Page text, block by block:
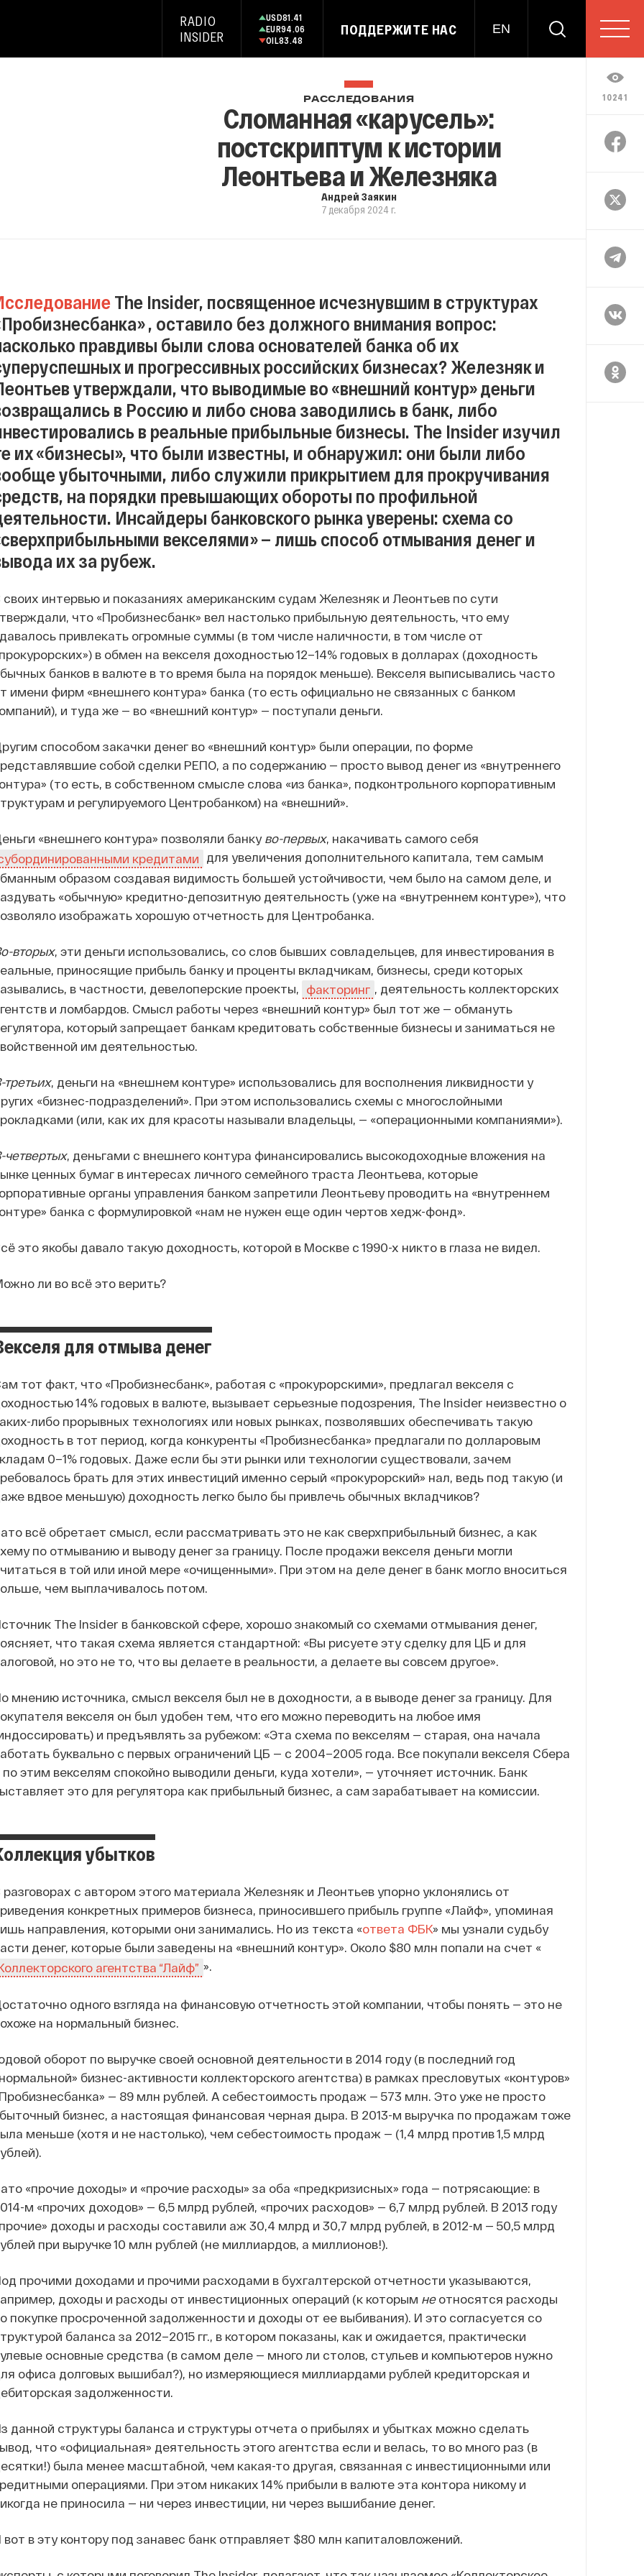
RADIO
INSIDER
USD81.41
EUR94.06
OIL83.48
ПОДДЕРЖИТЕ НАС EN
10241
РАССЛЕДОВАНИЯ
Сломанная «карусель»:
постскриптум к истории
Леонтьева и Железняка
Андрей Заякин
7 декабря 2024 г.
The Insider, посвященное исчезнувшим в структурах
, оставило без должного внимания вопрос:
правдивы были слова основателей банка об их
и прогрессивных российских бизнесах? Железняк и
утверждали, что выводимые во «внешний контур» деньги
в Россию и либо снова заводились в банк, либо
в реальные прибыльные бизнесы. The Insider изучил
их «бизнесы», что были известны, и обнаружил: они были либо
убыточными, либо служили прикрытием для прокручивания
на порядки превышающих обороты по профильной
Инсайдеры банковского рынка уверены: схема со
векселями» — лишь способ отмывания денег и
их за рубеж.
своих интервью и показаниях американским судам Железняк и Леонтьев по сути
что «Пробизнесбанк» вел настолько прибыльную деятельность, что ему
привлекать огромные суммы (в том числе наличности, в том числе от
в обмен на векселя доходностью 12–14% годовых в долларах (доходность
банков в валюте в то время была на порядок меньше). Векселя выписывались часто
имени фирм «внешнего контура» банка (то есть официально не связанных с банком
и туда же — во «внешний контур» — поступали деньги.
способом закачки денег во «внешний контур» были операции, по форме
собой сделки РЕПО, а по содержанию — просто вывод денег из «внутреннего
(то есть, в собственном смысле слова «из банка», подконтрольного корпоративным
и регулируемого Центробанком) на «внешний».
«внешнего контура» позволяли банку во-первых, накачивать самого себя
кредитами для увеличения дополнительного капитала, тем самым
образом создавая видимость большей устойчивости, чем было на самом деле, и
«обычную» кредитно-депозитную деятельность (уже на «внутреннем контуре»), что
изображать хорошую отчетность для Центробанка.
вторых, эти деньги использовались, со слов бывших совладельцев, для инвестирования в
приносящие прибыль банку и проценты вкладчикам, бизнесы, среди которых
в частности, девелоперские проекты,
факторинг
, деятельность коллекторских
и ломбардов. Смысл работы через «внешний контур» был тот же — обмануть
который запрещает банкам кредитовать собственные бизнесы и заниматься не
им деятельностью.
третьих, деньги на «внешнем контуре» использовались для восполнения ликвидности у
«бизнес-подразделений». При этом использовались схемы с многослойными
(или, как их для красоты называли владельцы, — «операционными компаниями»).
четвертых, деньгами с внешнего контура финансировались высокодоходные вложения на
ценных бумаг в интересах личного семейного траста Леонтьева, которые
органы управления банком запретили Леонтьеву проводить на «внутреннем
банка с формулировкой «нам не нужен еще один чертов хедж-фонд».
это якобы давало такую доходность, которой в Москве с 1990-х никто в глаза не видел.
ли во всё это верить?
для отмыва денег
тот факт, что «Пробизнесбанк», работая с «прокурорскими», предлагал векселя с
14% годовых в валюте, вызывает серьезные подозрения, The Insider неизвестно о
либо прорывных технологиях или новых рынках, позволявших обеспечивать такую
в тот период, когда конкуренты «Пробизнесбанка» предлагали по долларовым
0–1% годовых. Даже если бы эти рынки или технологии существовали, зачем
брать для этих инвестиций именно серый «прокурорский» нал, ведь под такую (и
вдвое меньшую) доходность легко было бы привлечь обычных вкладчиков?
всё обретает смысл, если рассматривать это не как сверхприбыльный бизнес, а как
по отмыванию и выводу денег за границу. После продажи векселя деньги могли
в той или иной мере «очищенными». При этом на деле денег в банк могло вноситься
чем выплачивалось потом.
The Insider в банковской сфере, хорошо знакомый со схемами отмывания денег,
что такая схема является стандартной: «Вы рисуете эту сделку для ЦБ и для
но это не то, что вы делаете в реальности, а делаете вы совсем другое».
мнению источника, смысл векселя был не в доходности, а в выводе денег за границу. Для
векселя он был удобен тем, что его можно переводить на любое имя
и предъявлять за рубежом: «Эта схема по векселям — старая, она начала
буквально с первых ограничений ЦБ — с 2004–2005 года. Все покупали векселя Сбера
по этим векселям спокойно выводили деньги, куда хотели», — уточняет источник. Банк
это для регулятора как прибыльный бизнес, а сам зарабатывает на комиссии.
убытков
разговорах с автором этого материала Железняк и Леонтьев упорно уклонялись от
конкретных примеров бизнеса, приносившего прибыль группе «Лайф», упоминая
направления, которыми они занимались. Но из текста «ответа ФБК» мы узнали судьбу
денег, которые были заведены на «внешний контур». Около $80 млн попали на счет «
агентства “Лайф” ».
одного взгляда на финансовую отчетность этой компании, чтобы понять — это не
на нормальный бизнес.
оборот по выручке своей основной деятельности в 2014 году (в последний год
бизнес-активности коллекторского агентства) в рамках пресловутых «контуров»
— 89 млн рублей. А себестоимость продаж — 573 млн. Это уже не просто
бизнес, а настоящая финансовая черная дыра. В 2013-м выручка по продажам тоже
меньше (хотя и не настолько), чем себестоимость продаж — (1,4 млрд против 1,5 млрд
«прочие доходы» и «прочие расходы» за оба «предкризисных» года — потрясающие: в
м «прочих доходов» — 6,5 млрд рублей, «прочих расходов» — 6,7 млрд рублей. В 2013 году
доходы и расходы составили аж 30,4 млрд и 30,7 млрд рублей, в 2012-м — 50,5 млрд
при выручке 10 млн рублей (не миллиардов, а миллионов!).
прочими доходами и прочими расходами в бухгалтерской отчетности указываются,
доходы и расходы от инвестиционных операций (к которым неотносятся расходы
покупке просроченной задолженности и доходы от ее выбивания). И это согласуется со
баланса за 2012–2015 гг., в котором показаны, как и ожидается, практически
основные средства (в самом деле — много ли столов, стульев и компьютеров нужно
офиса долговых вышибал?), но измеряющиеся миллиардами рублей кредиторская и
задолженности.
данной структуры баланса и структуры отчета о прибылях и убытках можно сделать
что «официальная» деятельность этого агентства если и велась, то во много раз (в
была менее масштабной, чем какая-то другая, связанная с инвестиционными или
операциями. При этом никаких 14% прибыли в валюте эта контора никому и
не приносила — ни через инвестиции, ни через вышибание денег.
вот в эту контору под занавес банк отправляет $80 млн капиталовложений.